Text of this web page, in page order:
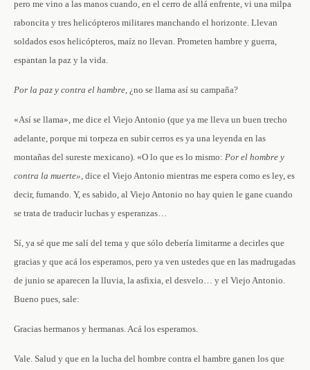
pero me vino a las manos cuando, en el cerro de allá enfrente, vi una milpa
raboncita y tres helicópteros militares manchando el horizonte. Llevan
soldados esos helicópteros, maíz no llevan. Prometen hambre y guerra,
espantan la paz y la vida.
Por la paz y contra el hambre, ¿no se llama así su campaña?
«Así se llama», me dice el Viejo Antonio (que ya me lleva un buen trecho
adelante, porque mi torpeza en subir cerros es ya una leyenda en las
montañas del sureste mexicano). «O lo que es lo mismo: Por el hombre y
contra la muerte», dice el Viejo Antonio mientras me espera como es ley, es
decir, fumando. Y, es sabido, al Viejo Antonio no hay quien le gane cuando
se trata de traducir luchas y esperanzas…
Sí, ya sé que me salí del tema y que sólo debería limitarme a decirles que
gracias y que acá los esperamos, pero ya ven ustedes que en las madrugadas
de junio se aparecen la lluvia, la asfixia, el desvelo… y el Viejo Antonio.
Bueno pues, sale:
Gracias hermanos y hermanas. Acá los esperamos.
Vale. Salud y que en la lucha del hombre contra el hambre ganen los que